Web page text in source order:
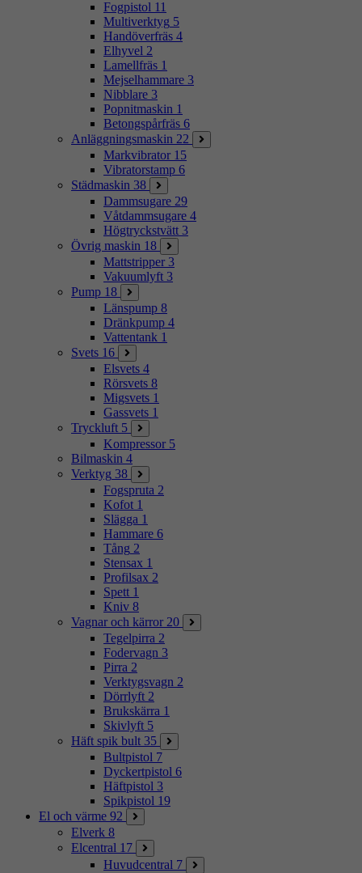
Fogpistol 11
Multiverktyg 5
Handöverfräs 4
Elhyvel 2
Lamellfräs 1
Mejselhammare 3
Nibblare 3
Popnitmaskin 1
Betongspårfräs 6
Anläggningsmaskin 22
Markvibrator 15
Vibratorstamp 6
Städmaskin 38
Dammsugare 29
Våtdammsugare 4
Högtryckstvätt 3
Övrig maskin 18
Mattstripper 3
Vakuumlyft 3
Pump 18
Länspump 8
Dränkpump 4
Vattentank 1
Svets 16
Elsvets 4
Rörsvets 8
Migsvets 1
Gassvets 1
Tryckluft 5
Kompressor 5
Bilmaskin 4
Verktyg 38
Fogspruta 2
Kofot 1
Slägga 1
Hammare 6
Tång 2
Stensax 1
Profilsax 2
Spett 1
Kniv 8
Vagnar och kärror 20
Tegelpirra 2
Fodervagn 3
Pirra 2
Verktygsvagn 2
Dörrlyft 2
Brukskärra 1
Skivlyft 5
Häft spik bult 35
Bultpistol 7
Dyckertpistol 6
Häftpistol 3
Spikpistol 19
El och värme 92
Elverk 8
Elcentral 17
Huvudcentral 7